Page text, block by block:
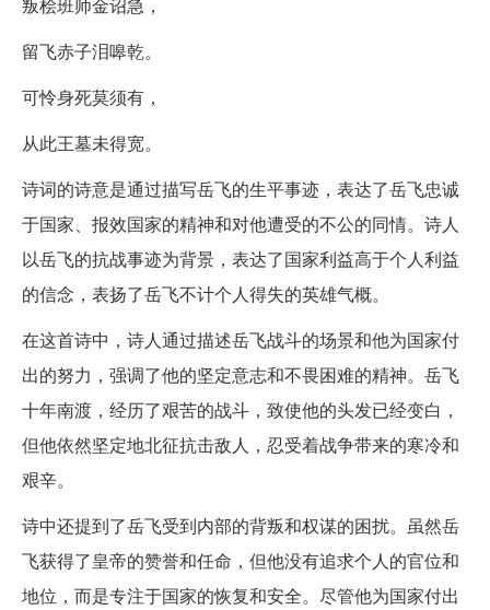
叛桧班师金诏急，
留飞赤子泪嗥乾。
可怜身死莫须有，
从此王墓未得宽。
诗词的诗意是通过描写岳飞的生平事迹，表达了岳飞忠诚
于国家、报效国家的精神和对他遭受的不公的同情。诗人
以岳飞的抗战事迹为背景，表达了国家利益高于个人利益
的信念，表扬了岳飞不计个人得失的英雄气概。
在这首诗中，诗人通过描述岳飞战斗的场景和他为国家付
出的努力，强调了他的坚定意志和不畏困难的精神。岳飞
十年南渡，经历了艰苦的战斗，致使他的头发已经变白，
但他依然坚定地北征抗击敌人，忍受着战争带来的寒冷和
艰辛。
诗中还提到了岳飞受到内部的背叛和权谋的困扰。虽然岳
飞获得了皇帝的赞誉和任命，但他没有追求个人的官位和
地位，而是专注于国家的恢复和安全。尽管他为国家付出